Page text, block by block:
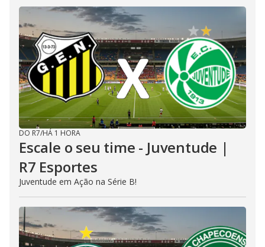
DO R7/HÁ 1 HORA
Escale o seu time - Juventude |
R7 Esportes
Juventude em Ação na Série B!